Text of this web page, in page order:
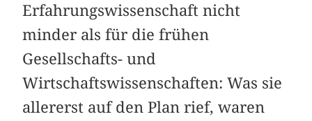
Erfahrungswissenschaft nicht
minder als für die frühen
Gesellschafts- und
Wirtschaftswissenschaften: Was sie
allererst auf den Plan rief, waren